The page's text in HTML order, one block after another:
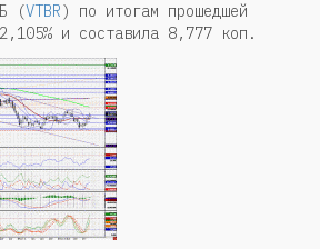
(VTBR) по итогам прошедшей
и составила 8,777 коп.